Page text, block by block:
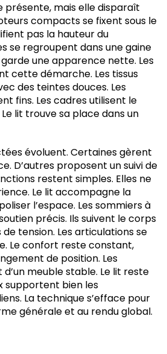
présente, mais elle disparaît
compacts se fixent sous le
pas la hauteur du
se regroupent dans une gaine
une apparence nette. Les
cette démarche. Les tissus
des teintes douces. Les
fins. Les cadres utilisent le
lit trouve sa place dans un
évoluent. Certaines gèrent
D’autres proposent un suivi de
restent simples. Elles ne
Le lit accompagne la
l’espace. Les sommiers à
précis. Ils suivent le corps
tension. Les articulations se
Le confort reste constant,
de position. Les
meuble stable. Le lit reste
supportent bien les
La technique s’efface pour
générale et au rendu global.